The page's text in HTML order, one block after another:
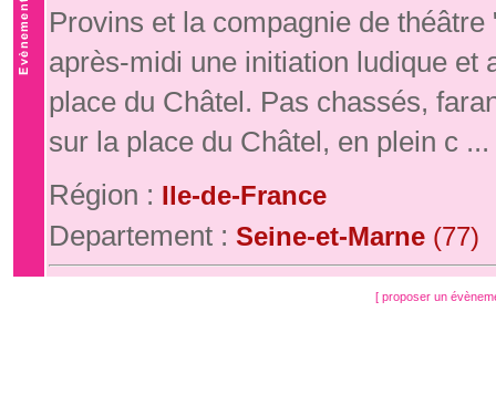
Provins et la compagnie de
après-midi une initiation ludique et
place du Châtel. Pas chassés,
sur la place du Châtel, en plein c ...
Région : Ile-de-France
Departement : Seine-et-Marne (77)
[ proposer un